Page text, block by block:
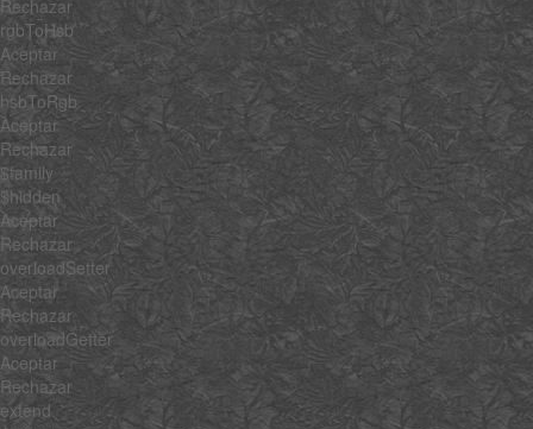
Rechazar
rgbToHsb
Aceptar
Rechazar
hsbToRgb
Aceptar
Rechazar
$family
$hidden
Aceptar
Rechazar
overloadSetter
Aceptar
Rechazar
overloadGetter
Aceptar
Rechazar
extend